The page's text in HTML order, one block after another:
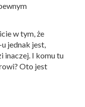
w tym, że
jednak jest,
inaczej. I komu tu
Oto jest